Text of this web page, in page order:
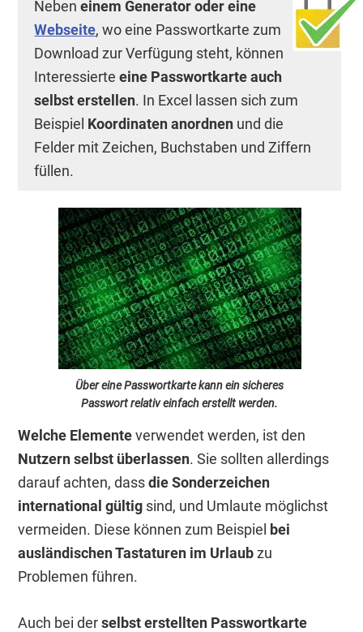
Nebeneinem Generator oder eine
Webseite, wo eine Passwortkarte zum
Download zur Verfügung steht, können
Interessierteeine Passwortkarte auch
selbst erstellen. In Excel lassen sich zum
Beispiel Koordinaten anordnen und die
Felder mit Zeichen, Buchstaben und Ziffern
füllen.
Über eine Passwortkarte kann ein sicheres
Passwort relativ einfach erstellt werden.
Welche Elementeverwendet werden, ist den
Nutzern selbst überlassen. Sie sollten allerdings
darauf achten, dassdie Sonderzeichen
international gültig sind, und Umlaute möglichst
vermeiden. Diese können zum Beispiel bei
ausländischen Tastaturen im Urlaubzu
Problemen führen.
Auch bei derselbst erstellten Passwortkarte